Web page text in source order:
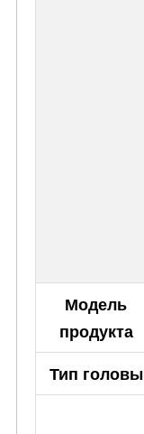
Модель
продукта
Тип головы